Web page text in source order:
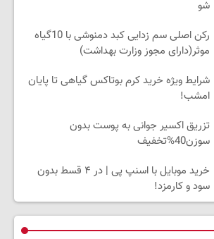
شو
رکن اصلی سم زدایی کبد دمنوشی با 10گیاه
موثر(دارای مجوز وزارت بهداشت)
شرایط ویژه خرید کرم بوتاکس گیاهی تا پایان
امشب!
تزریق اکسیر جوانی به پوست بدون
سوزن40%تخفیف
خرید موبایل با اسنپ پی | در ۴ قسط بدون
سود و کارمزد!